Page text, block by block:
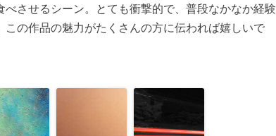
させるシーン。とても衝撃的で、普段なかなか経験
の作品の魅力がたくさんの方に伝われば嬉しいで